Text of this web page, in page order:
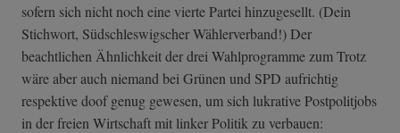
sofern sich nicht noch eine vierte Partei hinzugesellt. (Dein
Stichwort, Südschleswigscher Wählerverband!) Der
beachtlichen Ähnlichkeit der drei Wahlprogramme zum Trotz
wäre aber auch niemand bei Grünen und SPD aufrichtig
respektive doof genug gewesen, um sich lukrative Postpolitjobs
in der freien Wirtschaft mit linker Politik zu verbauen: